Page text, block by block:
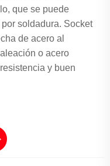
que se puede
soldadura. Socket
de acero al
o acero
y buen